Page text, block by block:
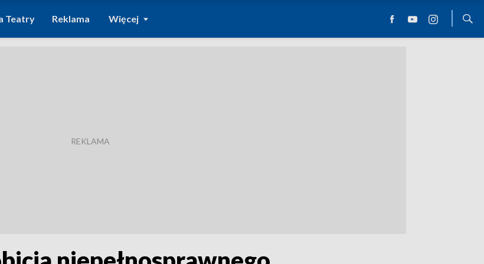
Teatry Reklama Więcej